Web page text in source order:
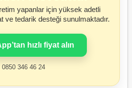
yapanlar için yüksek adetli
ve tedarik desteği sunulmaktadır.
hızlı fiyat alın
0850 346 46 24